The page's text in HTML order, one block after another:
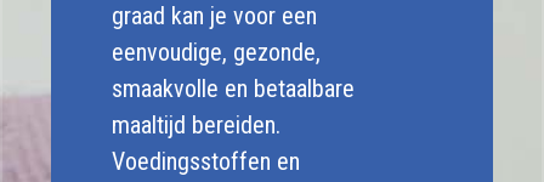
graad kan je voor een
eenvoudige, gezonde,
smaakvolle en betaalbare
maaltijd bereiden.
Voedingsstoffen en